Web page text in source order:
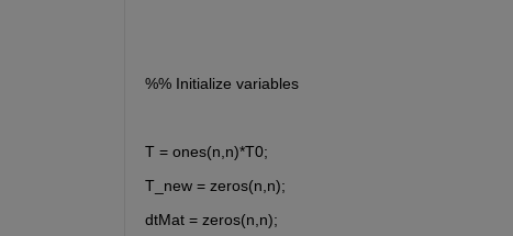
%% Initialize variables
T = ones(n,n)*T0;
T_new = zeros(n,n);
dtMat = zeros(n,n);